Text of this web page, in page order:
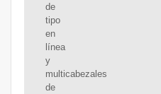
de
tipo
en
línea
y
multicabezales
de